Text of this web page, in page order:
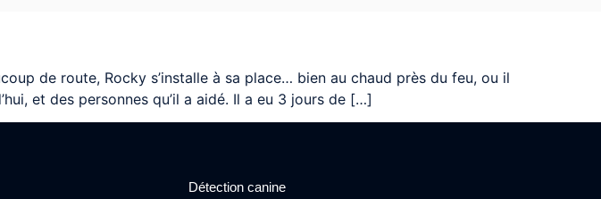
de route, Rocky s’installe à sa place… bien au chaud près du feu, ou il
et des personnes qu’il a aidé. Il a eu 3 jours de […]
Détection canine